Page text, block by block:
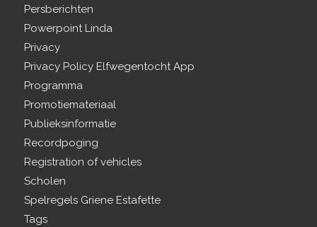
Persberichten
Powerpoint Linda
Privacy
Privacy Policy Elfwegentocht App
Programma
Promotiemateriaal
Publieksinformatie
Recordpoging
Registration of vehicles
Scholen
Spelregels Griene Estafette
Tags